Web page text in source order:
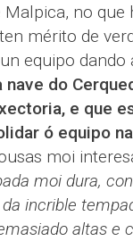
no que
mérito de
equipo dando
do
e que
ó equipo
moi
moi dura,
incrible
altas e